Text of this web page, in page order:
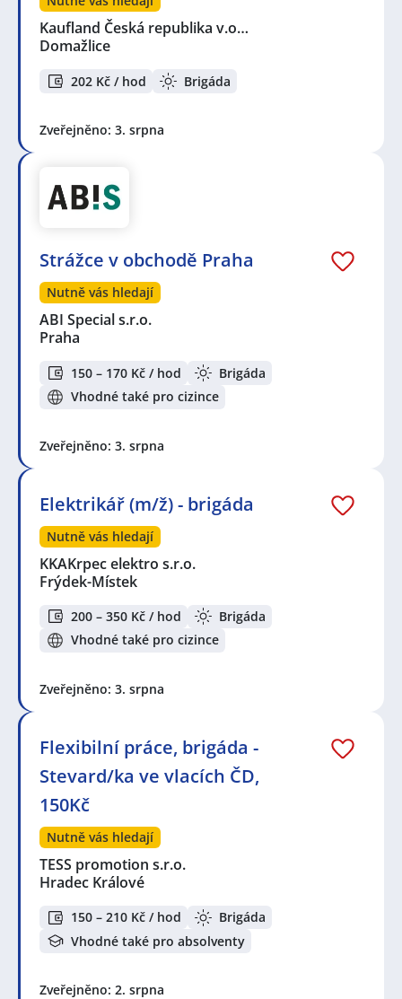
Kaufland Česká republika v.o…
Domažlice
202 Kč / hod Brigáda
Zveřejněno: 3. srpna
Strážce v obchodě Praha
Nutně vás hledají
ABI Special s.r.o.
Praha
150 – 170 Kč / hod
Brigáda
Vhodné také pro cizince
Zveřejněno: 3. srpna
Elektrikář (m/ž) - brigáda
Nutně vás hledají
KKAKrpec elektro s.r.o.
Frýdek-Místek
200 – 350 Kč / hod
Brigáda
Vhodné také pro cizince
Zveřejněno: 3. srpna
Flexibilní práce, brigáda -
Stevard/ka ve vlacích ČD,
150Kč
Nutně vás hledají
TESS promotion s.r.o.
Hradec Králové
150 – 210 Kč / hod
Brigáda
Vhodné také pro absolventy
Zveřejněno: 2. srpna